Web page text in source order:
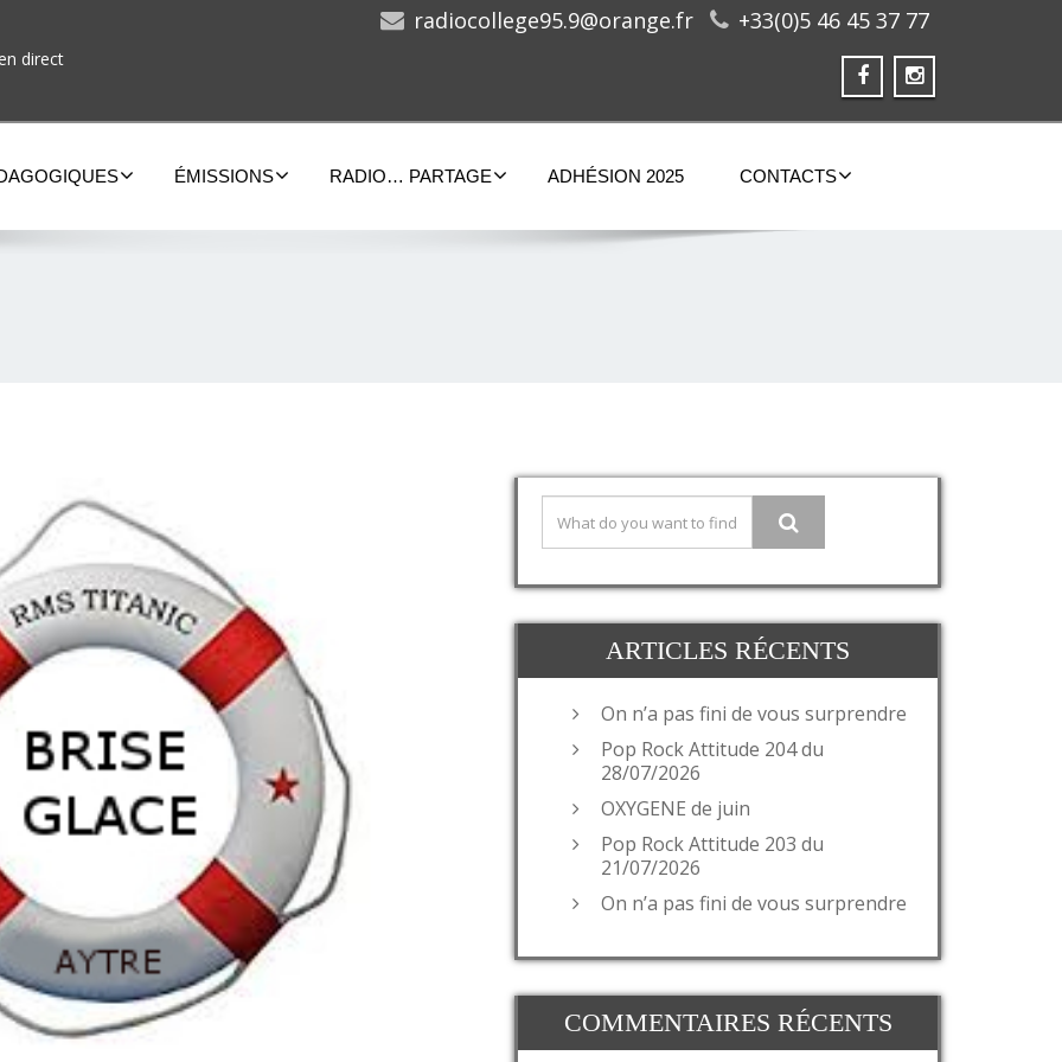
direct
radiocollege95.9@orange.fr +33(0)5 46 45 37 77
ÉMISSIONS RADIO… PARTAGE ADHÉSION 2025 CONTACTS
ARTICLES RÉCENTS
On n’a pas fini de vous surprendre
Pop Rock Attitude 204 du
28/07/2026
OXYGENE de juin
Pop Rock Attitude 203 du
21/07/2026
On n’a pas fini de vous surprendre
COMMENTAIRES RÉCENTS